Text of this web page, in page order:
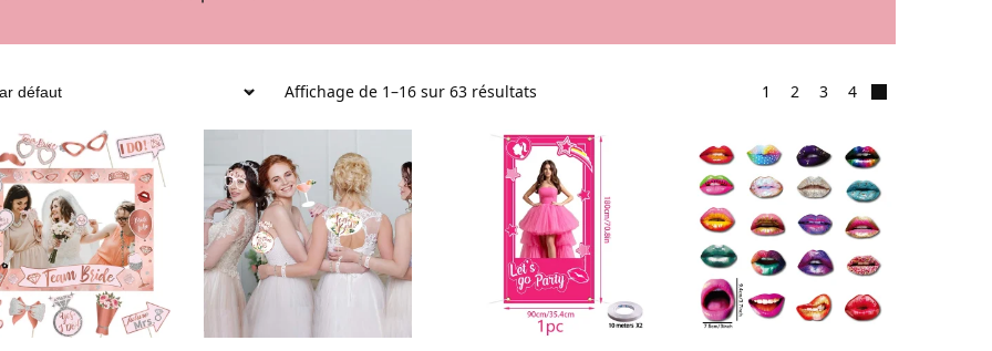
Affichage de 1–16 sur 63 résultats 1 2 3 4